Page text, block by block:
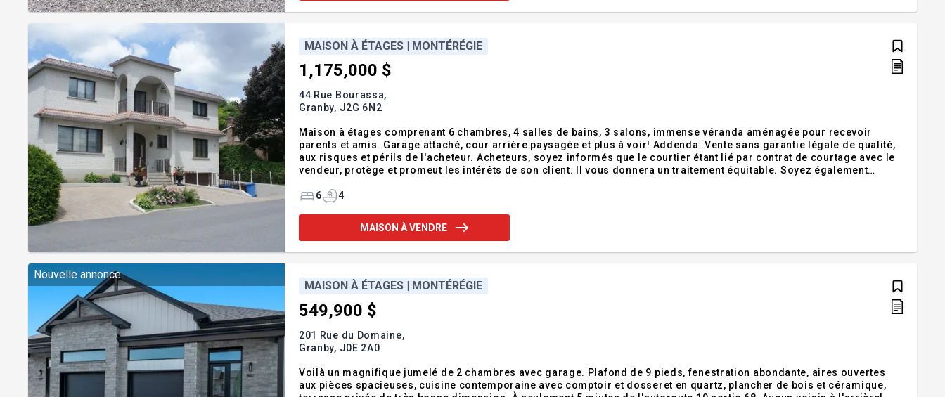
MAISON À ÉTAGES | MONTÉRÉGIE
1,175,000 $
44 Rue Bourassa,
Granby, J2G 6N2
Maison à étages comprenant 6 chambres, 4 salles de bains, 3 salons, immense véranda aménagée pour recevoir
parents et amis. Garage attaché, cour arrière paysagée et plus à voir! Addenda :Vente sans garantie légale de qualité,
aux risques et périls de l'acheteur. Acheteurs, soyez informés que le courtier étant lié par contrat de courtage avec le
vendeur, protège et promeut les intérêts de son client. Il vous donnera un traitement équitable. Soyez également
6
4
MAISON À VENDRE
Nouvelle annonce
MAISON À ÉTAGES | MONTÉRÉGIE
549,900 $
201 Rue du Domaine,
Granby, J0E 2A0
Voilà un magnifique jumelé de 2 chambres avec garage. Plafond de 9 pieds, fenestration abondante, aires ouvertes
aux pièces spacieuses, cuisine contemporaine avec comptoir et dosseret en quartz, plancher de bois et céramique,